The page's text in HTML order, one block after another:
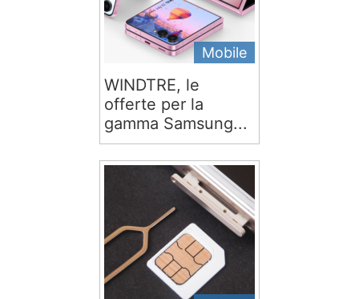
Mobile
WINDTRE, le
offerte per la
gamma Samsung...